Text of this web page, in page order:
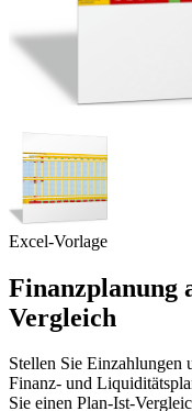
Excel-Vorlage
Finanzplanung
Vergleich
Stellen Sie Einzahlungen
Finanz- und
Sie einen Plan-Ist-